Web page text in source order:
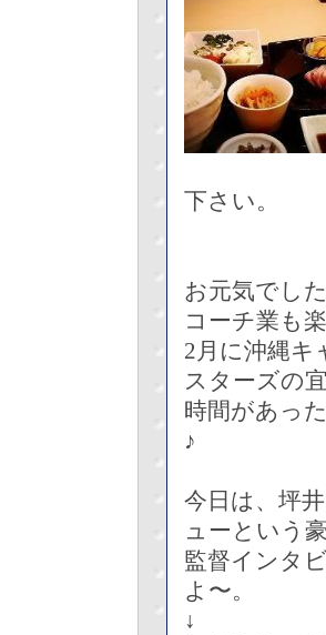
下さい。
お元気でし
コーチ業も
2月に沖縄キ
スターズの
時間があっ
♪
今日は、坪
ューという
監督インタ
よ〜。
↓